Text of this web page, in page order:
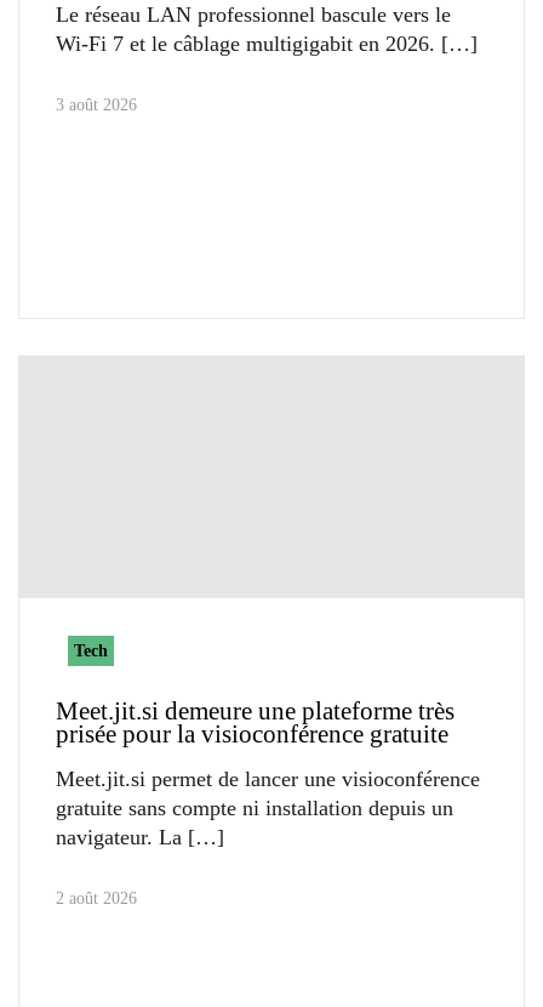
Le réseau LAN professionnel bascule vers le
Wi-Fi 7 et le câblage multigigabit en 2026.
3 août 2026
Tech
Meet.jit.si demeure une plateforme très
prisée pour la visioconférence gratuite
Meet.jit.si permet de lancer une visioconférence
gratuite sans compte ni installation depuis un
navigateur. La
2 août 2026